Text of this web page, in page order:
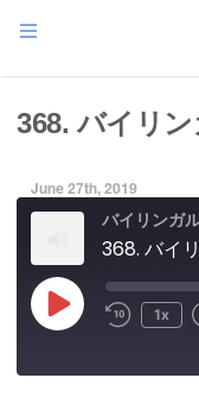
368. バイリ
June 27th, 2019
バイリンガ
368. バイ
Play
Episode
1x